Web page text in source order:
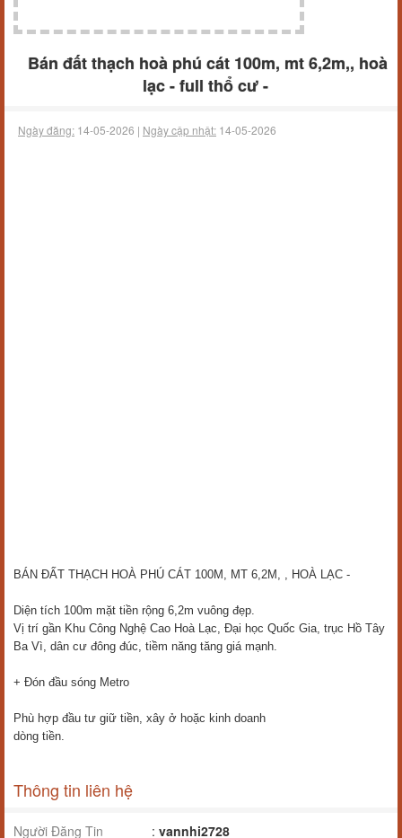
Bán đất thạch hoà phú cát 100m, mt 6,2m,, hoà
lạc - full thổ cư -
Ngày đăng: 14-05-2026 | Ngày cập nhật: 14-05-2026
BÁN ĐẤT THẠCH HOÀ PHÚ CÁT 100M, MT 6,2M, , HOÀ LẠC -
Diện tích 100m mặt tiền rộng 6,2m vuông đẹp.
Vị trí gần Khu Công Nghệ Cao Hoà Lạc, Đại học Quốc Gia, trục Hồ Tây
Ba Vì, dân cư đông đúc, tiềm năng tăng giá mạnh.
+ Đón đầu sóng Metro
Phù hợp đầu tư giữ tiền, xây ở hoặc kinh doanh
dòng tiền.
Thông tin liên hệ
Người Đăng Tin : vannhi2728